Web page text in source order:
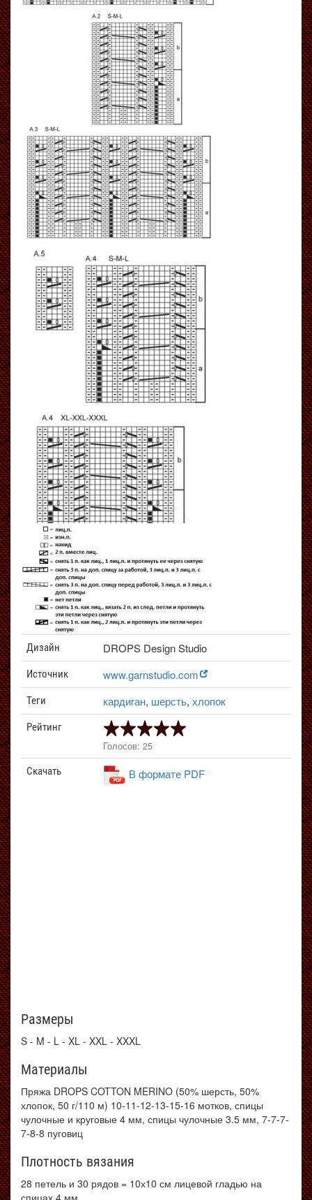
Дизайн DROPS Design Studio
Источник www.garnstudio.com
Теги кардиган, шерсть, хлопок
Рейтинг
Голосов: 25
Скачать В формате PDF
Размеры
S - M - L - XL - XXL - XXXL
Материалы
Пряжа DROPS COTTON MERINO (50% шерсть, 50%
хлопок, 50 г/110 м) 10-11-12-13-15-16 мотков, спицы
чулочные и круговые 4 мм, спицы чулочные 3.5 мм, 7-7-7-
7-8-8 пуговиц
Плотность вязания
28 петель и 30 рядов = 10х10 см лицевой гладью на
спицах 4 мм